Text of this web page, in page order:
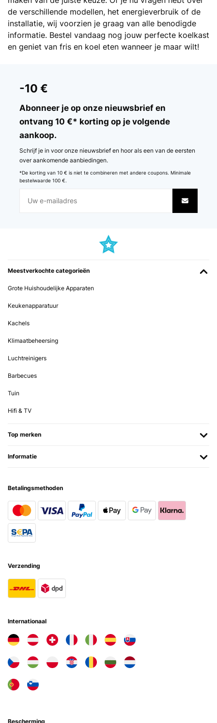
de verschillende modellen, het energieverbruik of de
installatie, wij voorzien je graag van alle benodigde
informatie. Bestel vandaag nog jouw perfecte koelkast
en geniet van fris en koel eten wanneer je maar wilt!
-10 €
Abonneer je op onze nieuwsbrief en
ontvang 10 €* korting op je volgende
aankoop.
Schrijf je in voor onze nieuwsbrief en hoor als een van de eersten
over aankomende aanbiedingen.
*De korting van 10 € is niet te combineren met andere coupons. Minimale
bestelwaarde 100 €.
Meestverkochte categorieën
Grote Huishoudelijke Apparaten
Keukenapparatuur
Kachels
Klimaatbeheersing
Luchtreinigers
Barbecues
Tuin
Hifi & TV
Top merken
Informatie
Betalingsmethoden
Verzending
Internationaal
Bescherming